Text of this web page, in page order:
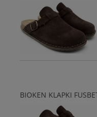
BIOKEN KLAPKI